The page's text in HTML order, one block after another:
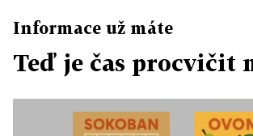
Informace už máte
Teď je čas procvičit